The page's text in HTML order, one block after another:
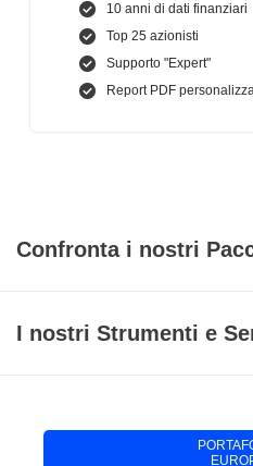
10 anni di dati finanziari
Top 25 azionisti
Supporto "Expert"
Report PDF
Confronta i nostri
I nostri Strumenti e